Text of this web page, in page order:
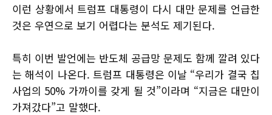
이런 상황에서 트럼프 대통령이 다시 대만 문제를 언급한
것은 우연으로 보기 어렵다는 분석도 제기된다.
특히 이번 발언에는 반도체 공급망 문제도 함께 깔려 있다
는 해석이 나온다. 트럼프 대통령은 이날 “우리가 결국 칩
사업의 50% 가까이를 갖게 될 것”이라며 “지금은 대만이
가져갔다”고 말했다.